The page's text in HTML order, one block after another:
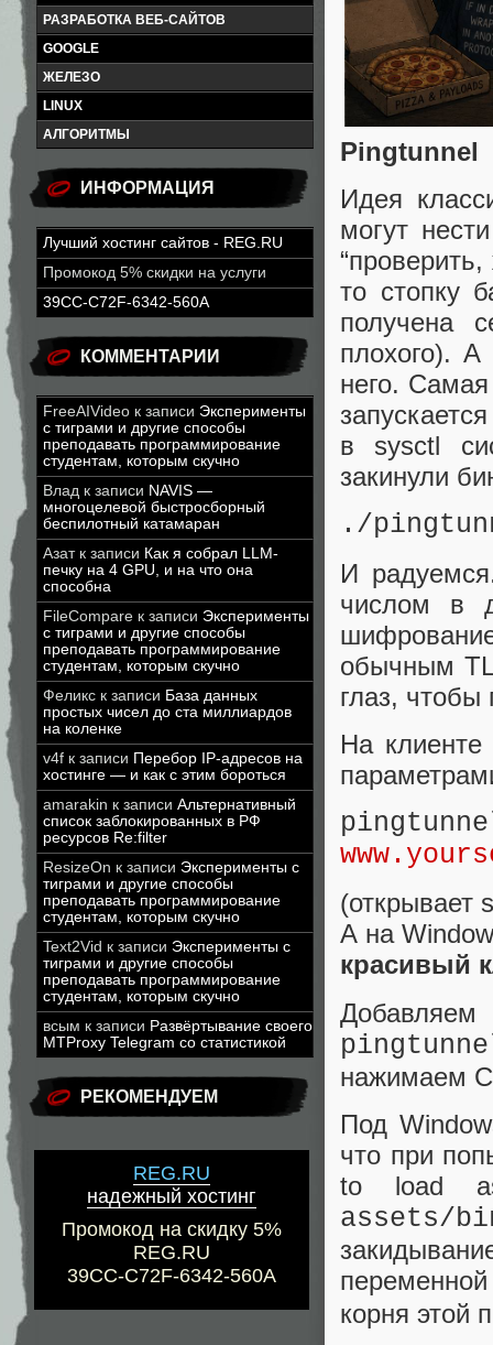
РАЗРАБОТКА ВЕБ-САЙТОВ
GOOGLE
ЖЕЛЕЗО
LINUX
АЛГОРИТМЫ
ИНФОРМАЦИЯ
Лучший хостинг сайтов - REG.RU
Промокод 5% скидки на услуги
39CC-C72F-6342-560A
КОММЕНТАРИИ
FreeAIVideo к записи Эксперименты
с тиграми и другие способы
преподавать программирование
студентам, которым скучно
Влад к записи NAVIS —
многоцелевой быстросборный
беспилотный катамаран
Азатк записи Как я собрал LLM-
печку на 4 GPU, и на что она
способна
FileCompare к записи Эксперименты
с тиграми и другие способы
преподавать программирование
студентам, которым скучно
Феликс к записи База данных
простых чисел до ста миллиардов
на коленке
v4f к записи Перебор IP-адресов на
хостинге — и как с этим бороться
amarakin к записи Альтернативный
список заблокированных в РФ
ресурсов Re:filter
ResizeOn к записи Эксперименты с
тиграми и другие способы
преподавать программирование
студентам, которым скучно
Text2Vid к записи Эксперименты с
тиграми и другие способы
преподавать программирование
студентам, которым скучно
всым к записи Развёртывание своего
MTProxy Telegram со статистикой
РЕКОМЕНДУЕМ
REG.RU
надежный хостинг
Промокод на скидку 5%
REG.RU
39CC-C72F-6342-560A
Pingtunnel
Идея
могут
то стопку
получена
плохого). А
него.
в sysctl
закинули
./
И
числом в
обычным
глаз, чтобы
На
(открывает
А на
красивый
нажимаем
Под
что при
to load
assets/
корня этой